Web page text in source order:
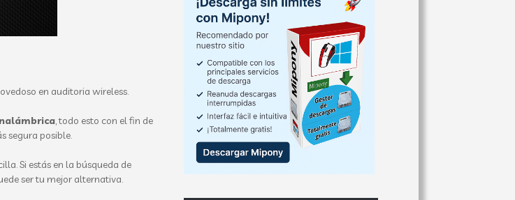
en auditoria wireless.
, todo esto con el fin de
segura posible.
Si estás en la búsqueda de
ser tu mejor alternativa.